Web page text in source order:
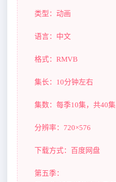
类型：动画
语言：中文
格式：RMVB
集长：10分钟左右
集数：每季10集，共40集
分辨率：720×576
下载方式：百度网盘
第五季：